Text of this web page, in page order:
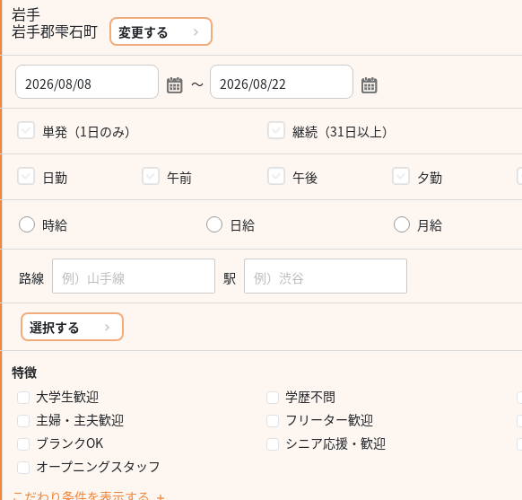
岩手
岩手郡雫石町 変更する
～
単発（1日のみ） 継続（31日以上）
日勤 午前 午後 夕勤
時給 日給 月給
路線 駅
選択する
特徴
大学生歓迎
学歴不問
主婦・主夫歓迎
フリーター歓迎
ブランクOK
シニア応援・歓迎
オープニングスタッフ
こだわり条件を表示する